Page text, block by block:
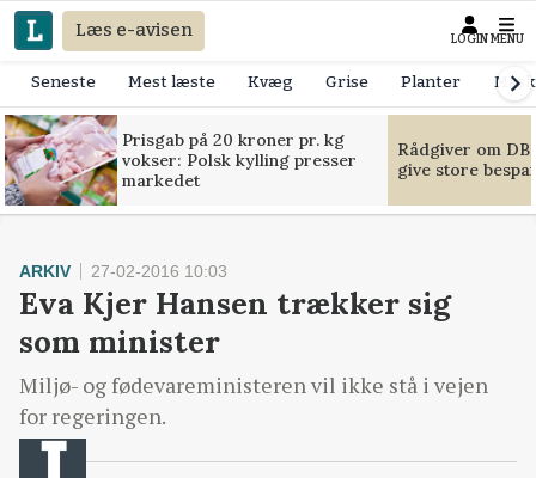
Læs e-avisen LOGIN MENU
Seneste Mest læste Kvæg Grise Planter
Prisgab på 20 kroner pr. kg
vokser: Polsk kylling presser
markedet
Rådgiver om
give store
ARKIV 27-02-2016 10:03
Eva Kjer Hansen trækker sig
som minister
Miljø- og fødevareministeren vil ikke stå i vejen
for regeringen.